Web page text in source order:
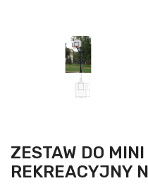
ZESTAW DO
REKREACYJNY